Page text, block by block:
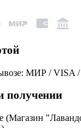
МИР / VISA /
получении
(Магазин